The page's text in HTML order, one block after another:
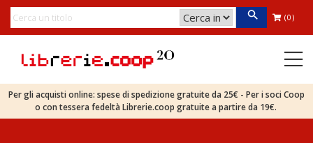
(0)
Per gli acquisti online: spese di spedizione gratuite da 25€ - Per i soci Coop
o con tessera fedeltà Librerie.coop gratuite a partire da 19€.